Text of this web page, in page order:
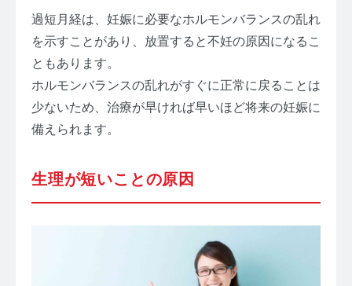
過短月経は、妊娠に必要なホルモンバランスの乱れ
を示すことがあり、放置すると不妊の原因になるこ
ともあります。
ホルモンバランスの乱れがすぐに正常に戻ることは
少ないため、治療が早ければ早いほど将来の妊娠に
備えられます。
生理が短いことの原因